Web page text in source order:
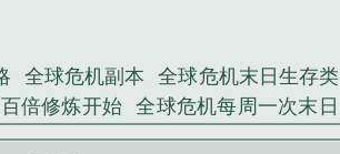
家，开局抽到SSS级预言类技能死
死亡回放中，其他玩家还在苦苦挣
国】的末日源头，获得道具：终结之
审判天平！”“恭喜玩家解决了本次副
全球危机副本
全球危机末日生存类
倍修炼开始
全球危机每周一次末日
影在线 全球危机每周一次末日降临